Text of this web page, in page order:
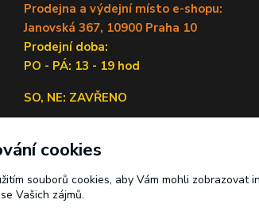
Prodejna a výdejní místo e-shopu:
Janovská 367, 10900 Praha 10
Prodejní doba:
PO - PÁ: 13 - 19 hod
SO, NE: ZAVŘENO
Lečkova 1519/9, 14900 Praha 4
cookies
souborů cookies, aby Vám mohli zobrazovat
Vašich zájmů.